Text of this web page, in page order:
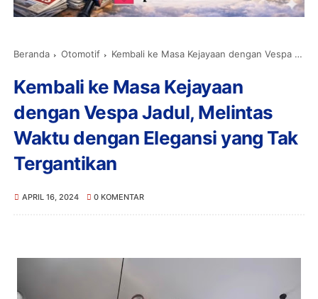
Beranda Otomotif Kembali ke Masa Kejayaan dengan Vespa Jadul, Melintas Waktu dengan Elegansi yang Tak Tergantikan
Kembali ke Masa Kejayaan
dengan Vespa Jadul, Melintas
Waktu dengan Elegansi yang Tak
Tergantikan
APRIL 16, 2024 0 KOMENTAR